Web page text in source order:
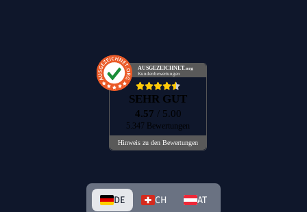
AUSGEZEICHNET .org
Kundenbewertungen
SEHR GUT
4.57 / 5.00
5.347 Bewertungen
Hinweis zu den Bewertungen
DE CH AT